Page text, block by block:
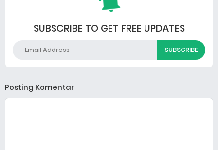
SUBSCRIBE TO GET FREE UPDATES
Posting Komentar